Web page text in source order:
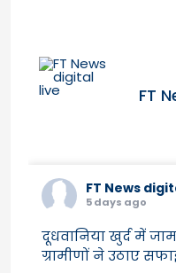
FT
FT News
5 days ago
दूधवानिया खुर्द में
ग्रामीणों ने उठाए